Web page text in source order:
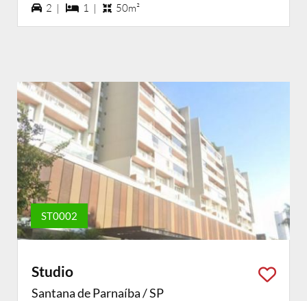
2 vagas na garagem
2 | 1 dormiórios
1 | 50m²
ST0002
Studio
Santana de Parnaíba / SP